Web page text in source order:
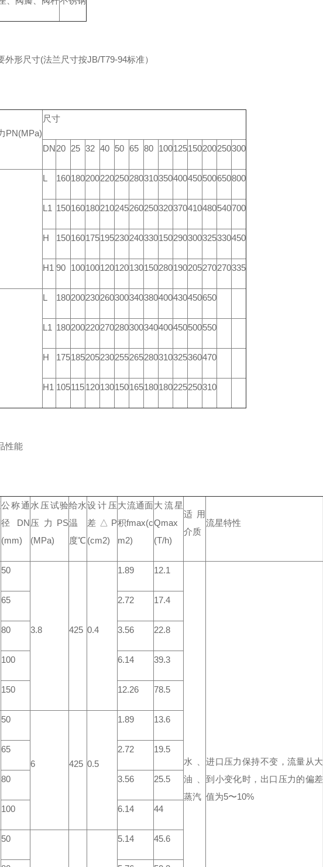
外形尺寸(法兰尺寸按JB/T79-94标准）
PN(MPa)
尺寸
DN20 25 32 40 50 65 80 100125150200250300
L 160180200220250280310350400450500650800
L1 150160180210245260250320370410480540700
H 150160175195230240330150290300325330450
H1 90 100100120120130150280190205270270335
L 180200230260300340380400430450650
L1 180200220270280300340400450500550
H 175185205230255265280310325360470
H1 105115120130150165180180225250310
性能
公称通
径DN
(mm)
水压试验
压力PS
(MPa)
给水
温
度℃
设计压
差△P
(cm2)
大流通面
积fmax(c
m2)
大流星
Qmax
(T/h)
适用
介质
流星特性
50
3.8 425 0.4
1.89 12.1
水、
油、
蒸汽
进口压力保持不变，流量从大
到小变化时，出口压力的偏差
值为5〜10%
65 2.72 17.4
80 3.56 22.8
100 6.14 39.3
150 12.26 78.5
50
6 425 0.5
1.89 13.6
65 2.72 19.5
80 3.56 25.5
100 6.14 44
50 5.14 45.6